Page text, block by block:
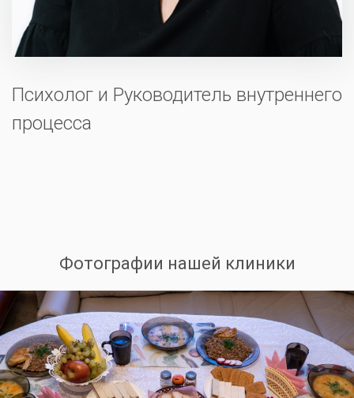
Психолог и Руководитель внутреннего
процесса
Фотографии нашей клиники